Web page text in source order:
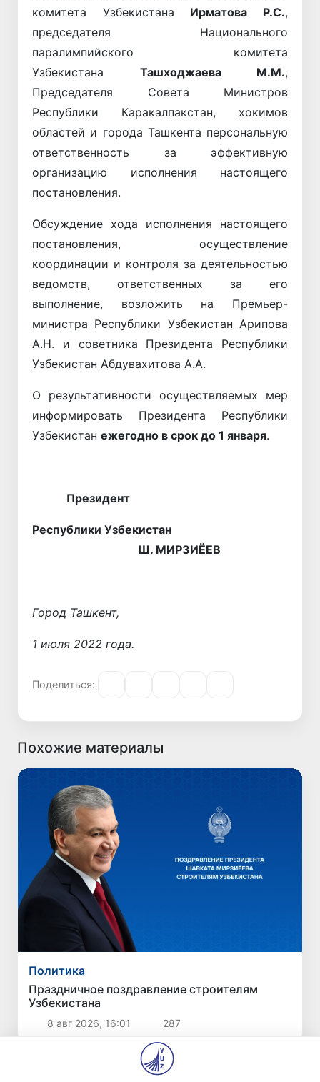
комитета Узбекистана Ирматова Р.С.,
председателя Национального
паралимпийского комитета
Узбекистана Ташходжаева М.M.,
Председателя Совета Министров
Республики Каракалпакстан, хокимов
областей и города Ташкента персональную
ответственность за эффективную
организацию исполнения настоящего
постановления.
Обсуждение хода исполнения настоящего
постановления, осуществление
координации и контроля за деятельностью
ведомств, ответственных за его
выполнение, возложить на Премьер-
министра Республики Узбекистан Арипова
А.Н. и советника Президента Республики
Узбекистан Абдувахитова А.A.
О результативности осуществляемых мер
информировать Президента Республики
Узбекистан ежегодно в срок до 1 января.
Президент
Республики Узбекистан
Ш. МИРЗИЁЕВ
Город Ташкент,
1 июля 2022 года.
Поделиться:
Похожие материалы
Политика
Праздничное поздравление строителям
Узбекистана
8 авг 2026, 16:01 287